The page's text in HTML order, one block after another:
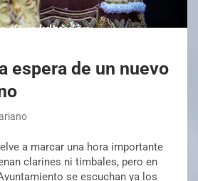
espera de un nuevo
a marcar una hora importante
clarines ni timbales, pero en
se escuchan ya los